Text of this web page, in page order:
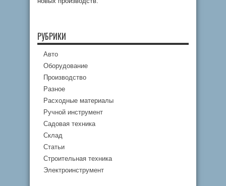
РУБРИКИ
Авто
Оборудование
Производство
Разное
Расходные материалы
Ручной инструмент
Садовая техника
Склад
Статьи
Строительная техника
Электроинструмент